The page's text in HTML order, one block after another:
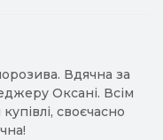
Вдячна за
Оксані. Всім
своєчасно